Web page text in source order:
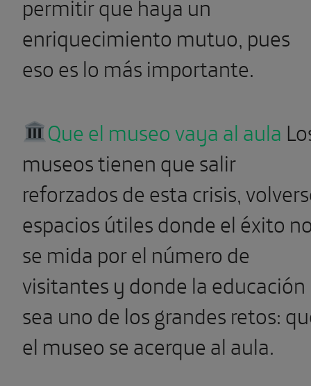
Que el museo vaya al aula
museos tienen que salir
espacios útiles donde el éxito
se mida por el número de
visitantes y donde la educación
sea uno de los grandes retos:
el museo se acerque al aula.
Y, ¿la institución cultural del
futuro?El museo del futuro, sin